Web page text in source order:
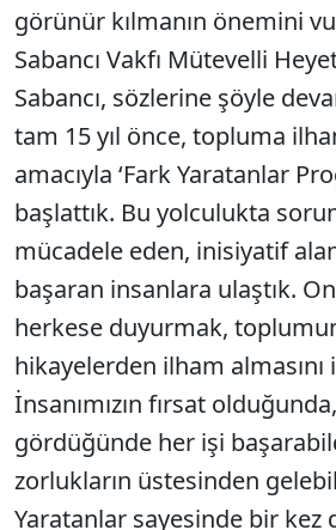
görünür kılmanın önemini
Sabancı Vakfı Mütevelli
Sabancı, sözlerine şöyle
tam 15 yıl önce, topluma
amacıyla ‘Fark Yaratanlar
başlattık. Bu yolculukta
mücadele eden, inisiyatif
başaran insanlara ulaştık.
herkese duyurmak,
hikayelerden ilham almasını
İnsanımızın fırsat
gördüğünde her işi
zorlukların üstesinden
Yaratanlar sayesinde bir kez